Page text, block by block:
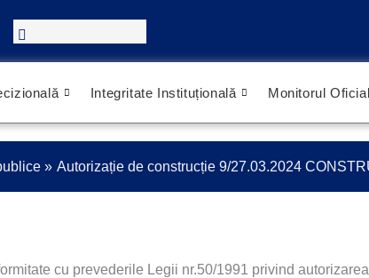
Integritate Instituțională Monitorul
Autorizație de construcție 9/27.03.2024
cu prevederile Legii nr.50/1991 privind